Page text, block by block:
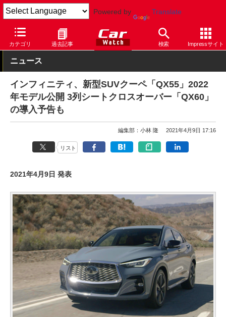
Powered by Translate
カテゴリ 過去記事 検索 Impressサイト
Car Watch 自動車 その他
ニュース
インフィニティ、新型SUVクーペ「QX55」2022
年モデル公開 3列シートクロスオーバー「QX60」
の導入予告も
編集部：小林 隆 2021年4月9日 17:16
リスト
2021年4月9日 発表